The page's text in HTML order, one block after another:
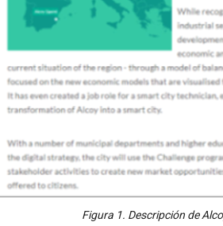
Figura 1. Descripción de